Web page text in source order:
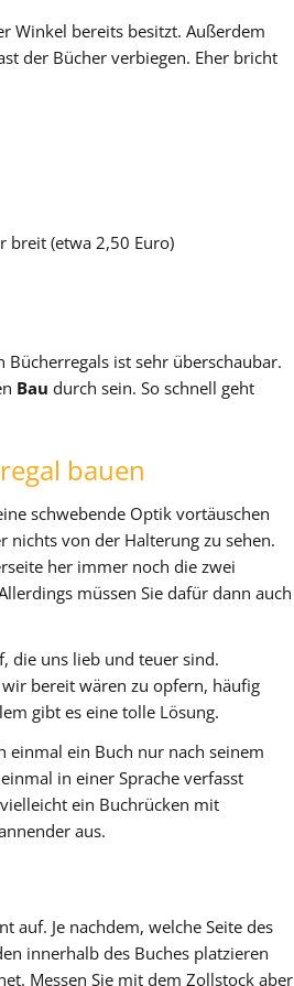
Winkel bereits besitzt. Außerdem
der Bücher verbiegen. Eher bricht
breit (etwa 2,50 Euro)
ist sehr überschaubar.
Bau durch sein. So schnell geht
bauen
schwebende Optik vortäuschen
nichts von der Halterung zu sehen.
her immer noch die zwei
müssen Sie dafür dann auch
die uns lieb und teuer sind.
bereit wären zu opfern, häufig
gibt es eine tolle Lösung.
einmal ein Buch nur nach seinem
in einer Sprache verfasst
ein Buchrücken mit
aus.
auf. Je nachdem, welche Seite des
innerhalb des Buches platzieren
Messen Sie mit dem Zollstock aber